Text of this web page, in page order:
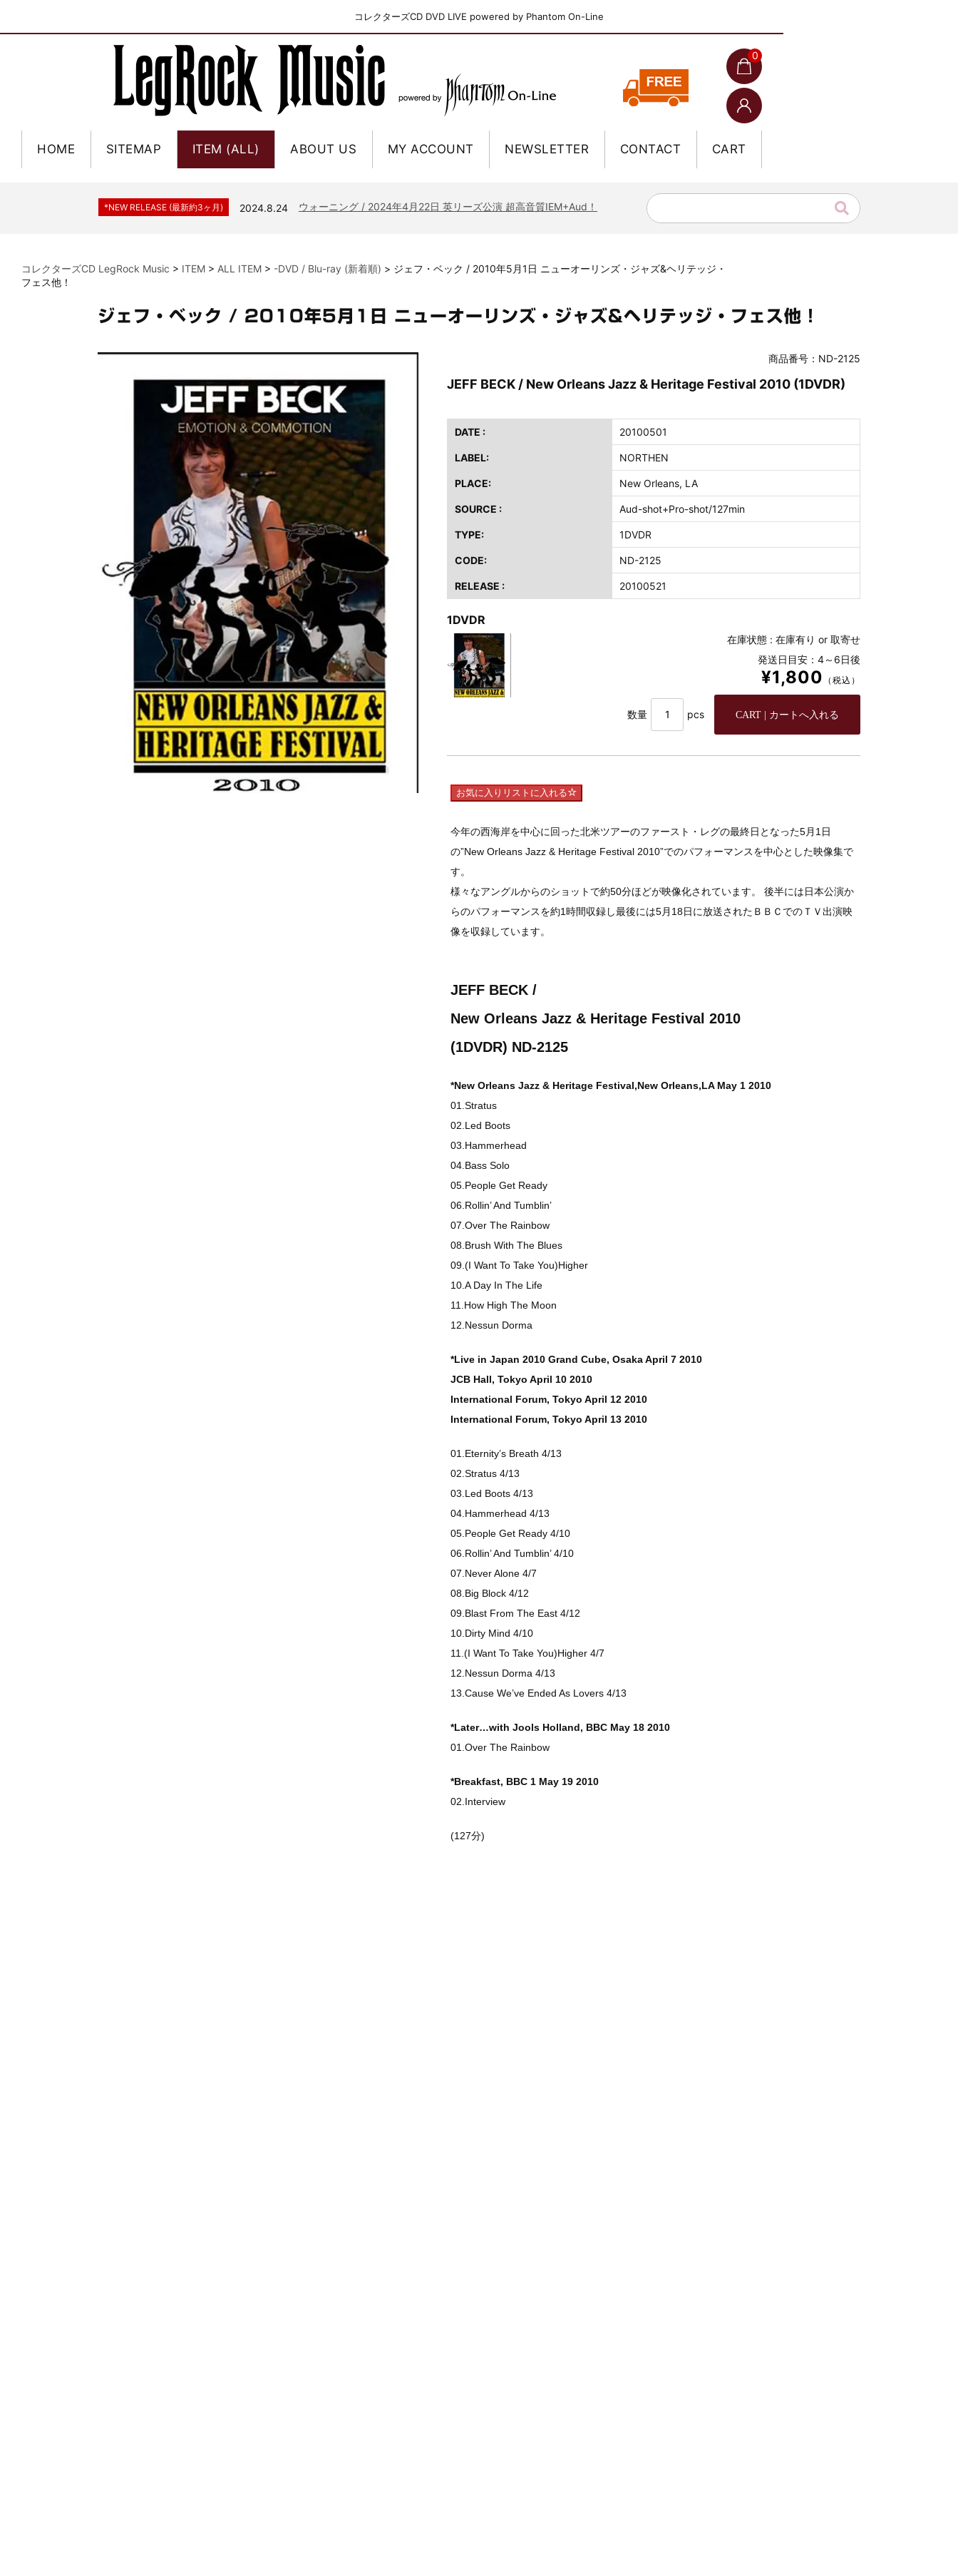
コレクターズCD DVD LIVE powered by Phantom On-Line
0
HOME SITEMAP ITEM (ALL) ABOUT US MY ACCOUNT NEWSLETTER CONTACT CART
*NEW RELEASE (最新約3ヶ月) 2024.6.9 ジャーニー / 1979年5月8+9日 コロラド州 2公演 SBD 完全収録！
*NEW RELEASE (最新約3ヶ月) 2024.8.24 ウォーニング / 2024年4月22日 英リーズ公演 超高音質IEM+Aud！
スコーピオンズ / 2024年6月15日 リスボン公演 FHD 完全収録！
*NEW RELEASE (最新約3ヶ月) 2024.6.9 リアム・ギャラガー / 2024年6月1日 英国シェフィールド公演 完全収録！
*NEW RELEASE (最新約3ヶ月) 2024.6.9 ユーライア・ヒープ / 2023年8月3日 ドイツ W.O.A. 公演 FHD 完全収録！
*NEW RELEASE (最新約3ヶ月) 2024.11.9 NGHFB / 2024年7月28日 フジロック’24公演 超高音質AI-SBD！
*NEW RELEASE (最新約3ヶ月) 2024.8.24 ウォーニング / 2024年4月22日 英リーズ公演 超高音質IEM+Aud！
*NEW RELEASE (最新約3ヶ月) 2024.6.24 ビリー・ジョエル / 2024年3月24日 100Aniv. 米M.S.G公演 完全収録！
*NEW RELEASE (最新約3ヶ月)
2024.6.24
リアム・ギャラガー / 2024年6月3日 カーディフ公演 IEM/AUD 完全収録！
*NEW RELEASE (最新約3ヶ月) 2024.6.24 スコーピオンズ / 2024年6月15日 リスボン公演 FHD 完全収録！
*NEW RELEASE (最新約3ヶ月) 2024.6.20 マネスキン / 2024年6月9日 ドイツ ROCK AM RING 公演 FHD 完全収録！
*NEW RELEASE (最新約3ヶ月) 2024.6.9 リアム・ギャラガー / 2024年6月1日 英国シェフィールド公演 完全収録！
*NEW RELEASE (最新約3ヶ月) 2024.6.9 メガデス / 2023年8月4日 ドイツ W.O.A. 公演 FHD 完全収録！
*NEW RELEASE (最新約3ヶ月) 2024.6.9 ユーライア・ヒープ / 2023年8月3日 ドイツ W.O.A. 公演 FHD 完全収録！
*NEW RELEASE (最新約3ヶ月) 2024.6.9 ジャーニー / 1979年5月8+9日 コロラド州 2公演 SBD 完全収録！
コレクターズCD LegRock Music > ITEM > ALL ITEM > -DVD / Blu-ray (新着順) > ジェフ・ベック / 2010年5月1日 ニューオーリンズ・ジャズ&ヘリテッジ・
フェス他！
ジェフ・ベック / 2010年5月1日 ニューオーリンズ・ジャズ&ヘリテッジ・フェス他！
商品番号：ND-2125
JEFF BECK / New Orleans Jazz & Heritage Festival 2010 (1DVDR)
DATE : 20100501
LABEL: NORTHEN
PLACE: New Orleans, LA
SOURCE : Aud-shot+Pro-shot/127min
TYPE: 1DVDR
CODE: ND-2125
RELEASE : 20100521
1DVDR
在庫状態 : 在庫有り or 取寄せ
発送日目安：4～6日後
¥1,800 （税込）
数量 pcs
お気に入りリストに入れる
今年の西海岸を中心に回った北米ツアーのファースト・レグの最終日となった5月1日
の”New Orleans Jazz & Heritage Festival 2010”でのパフォーマンスを中心とした映像集で
す。
様々なアングルからのショットで約50分ほどが映像化されています。 後半には日本公演か
らのパフォーマンスを約1時間収録し最後には5月18日に放送されたＢＢＣでのＴＶ出演映
像を収録しています。
JEFF BECK /
New Orleans Jazz & Heritage Festival 2010
(1DVDR) ND-2125
*New Orleans Jazz & Heritage Festival,New Orleans,LA May 1 2010
01.Stratus
02.Led Boots
03.Hammerhead
04.Bass Solo
05.People Get Ready
06.Rollin’ And Tumblin’
07.Over The Rainbow
08.Brush With The Blues
09.(I Want To Take You)Higher
10.A Day In The Life
11.How High The Moon
12.Nessun Dorma
*Live in Japan 2010 Grand Cube, Osaka April 7 2010
JCB Hall, Tokyo April 10 2010
International Forum, Tokyo April 12 2010
International Forum, Tokyo April 13 2010
01.Eternity’s Breath 4/13
02.Stratus 4/13
03.Led Boots 4/13
04.Hammerhead 4/13
05.People Get Ready 4/10
06.Rollin’ And Tumblin’ 4/10
07.Never Alone 4/7
08.Big Block 4/12
09.Blast From The East 4/12
10.Dirty Mind 4/10
11.(I Want To Take You)Higher 4/7
12.Nessun Dorma 4/13
13.Cause We’ve Ended As Lovers 4/13
*Later…with Jools Holland, BBC May 18 2010
01.Over The Rainbow
*Breakfast, BBC 1 May 19 2010
02.Interview
(127分)